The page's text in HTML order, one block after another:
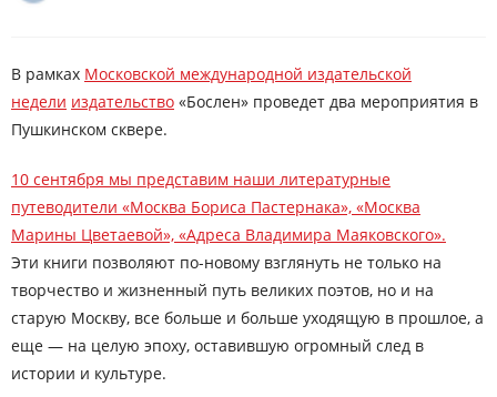
В рамках Московской международной издательской
недели издательство «Бослен» проведет два мероприятия в
Пушкинском сквере.
10 сентября мы представим наши литературные
путеводители «Москва Бориса Пастернака», «Москва
Марины Цветаевой», «Адреса Владимира Маяковского».
Эти книги позволяют по-новому взглянуть не только на
творчество и жизненный путь великих поэтов, но и на
старую Москву, все больше и больше уходящую в прошлое, а
еще — на целую эпоху, оставившую огромный след в
истории и культуре.